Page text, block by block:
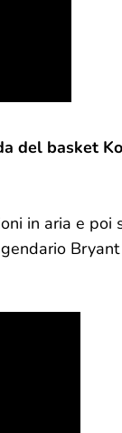
del basket
in aria e poi
Bryant